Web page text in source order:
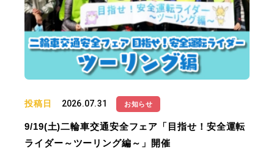
投稿日 2026.07.31 お知らせ
9/19(土)二輪車交通安全フェア「目指せ！安全運転
ライダー～ツーリング編～」開催